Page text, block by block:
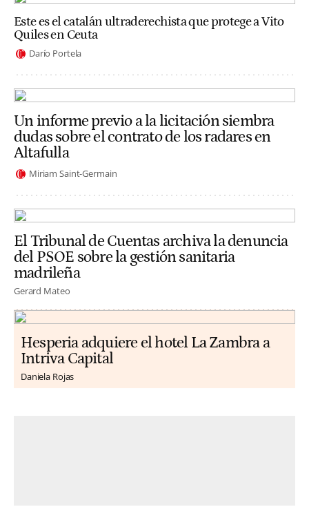
Este es el catalán ultraderechista que protege a Vito
Quiles en Ceuta
Darío Portela
Un informe previo a la licitación siembra
dudas sobre el contrato de los radares en
Altafulla
Miriam Saint-Germain
El Tribunal de Cuentas archiva la denuncia
del PSOE sobre la gestión sanitaria
madrileña
Gerard Mateo
Hesperia adquiere el hotel La Zambra a
Intriva Capital
Daniela Rojas